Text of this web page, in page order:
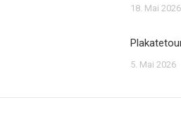
18. Mai 2026
5. Mai 2026